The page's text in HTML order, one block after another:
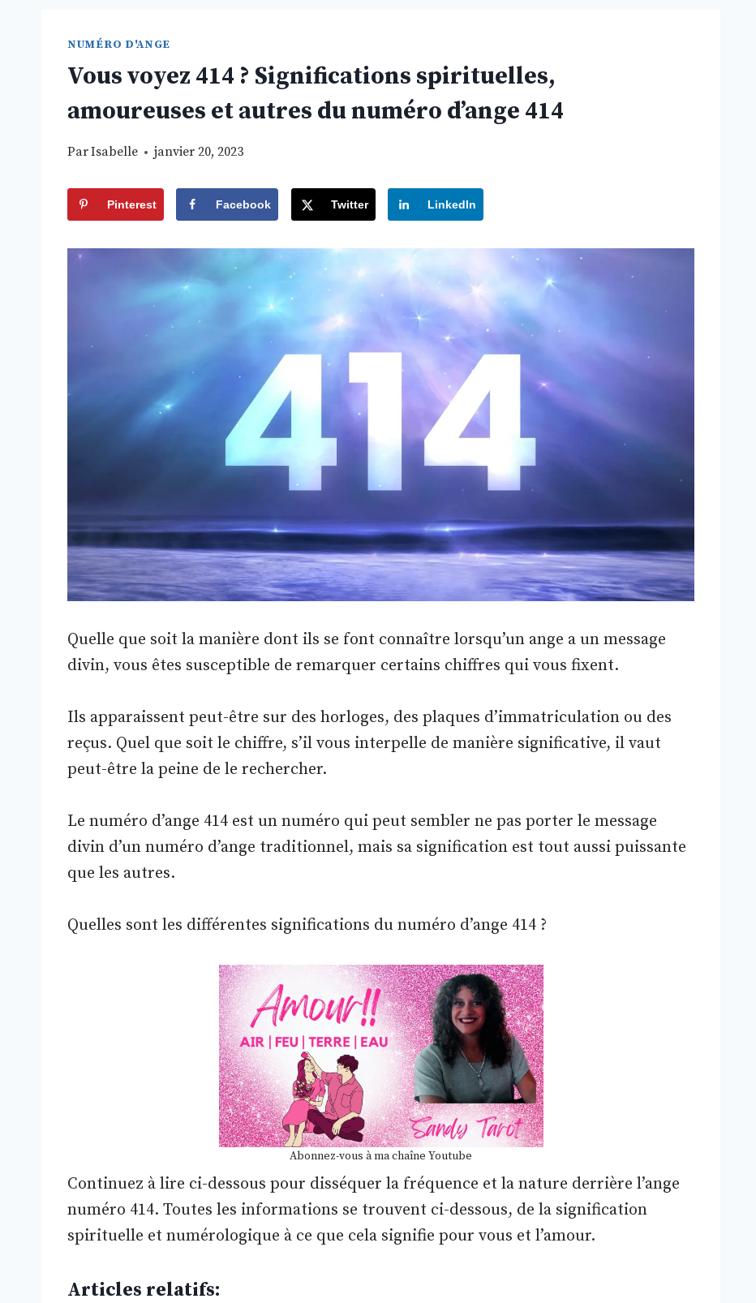
NUMÉRO D'ANGE
Vous voyez 414 ? Significations spirituelles,
amoureuses et autres du numéro d’ange 414
ParIsabelle janvier 20, 2023
Pinterest Facebook Twitter LinkedIn
Quelle que soit la manière dont ils se font connaître lorsqu’un ange a un message
divin, vous êtes susceptible de remarquer certains chiffres qui vous fixent.
Ils apparaissent peut-être sur des horloges, des plaques d’immatriculation ou des
reçus. Quel que soit le chiffre, s’il vous interpelle de manière significative, il vaut
peut-être la peine de le rechercher.
Le numéro d’ange 414 est un numéro qui peut sembler ne pas porter le message
divin d’un numéro d’ange traditionnel, mais sa signification est tout aussi puissante
que les autres.
Quelles sont les différentes significations du numéro d’ange 414 ?
Abonnez-vous à ma chaîne Youtube
Continuez à lire ci-dessous pour disséquer la fréquence et la nature derrière l’ange
numéro 414. Toutes les informations se trouvent ci-dessous, de la signification
spirituelle et numérologique à ce que cela signifie pour vous et l’amour.
Articles relatifs: